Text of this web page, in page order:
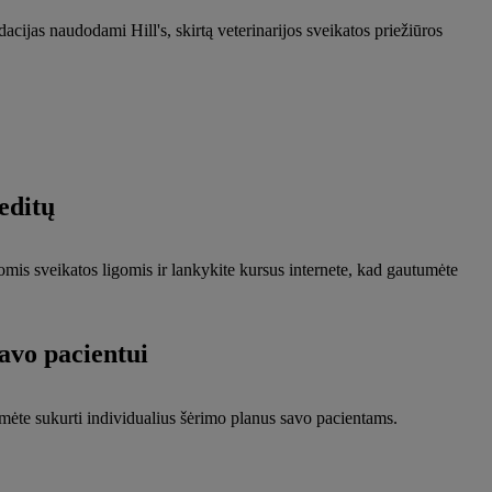
naudodami Hill's, skirtą veterinarijos sveikatos priežiūros
sveikatos ligomis ir lankykite kursus internete, kad gautumėte
pacientui
sukurti individualius šėrimo planus savo pacientams.